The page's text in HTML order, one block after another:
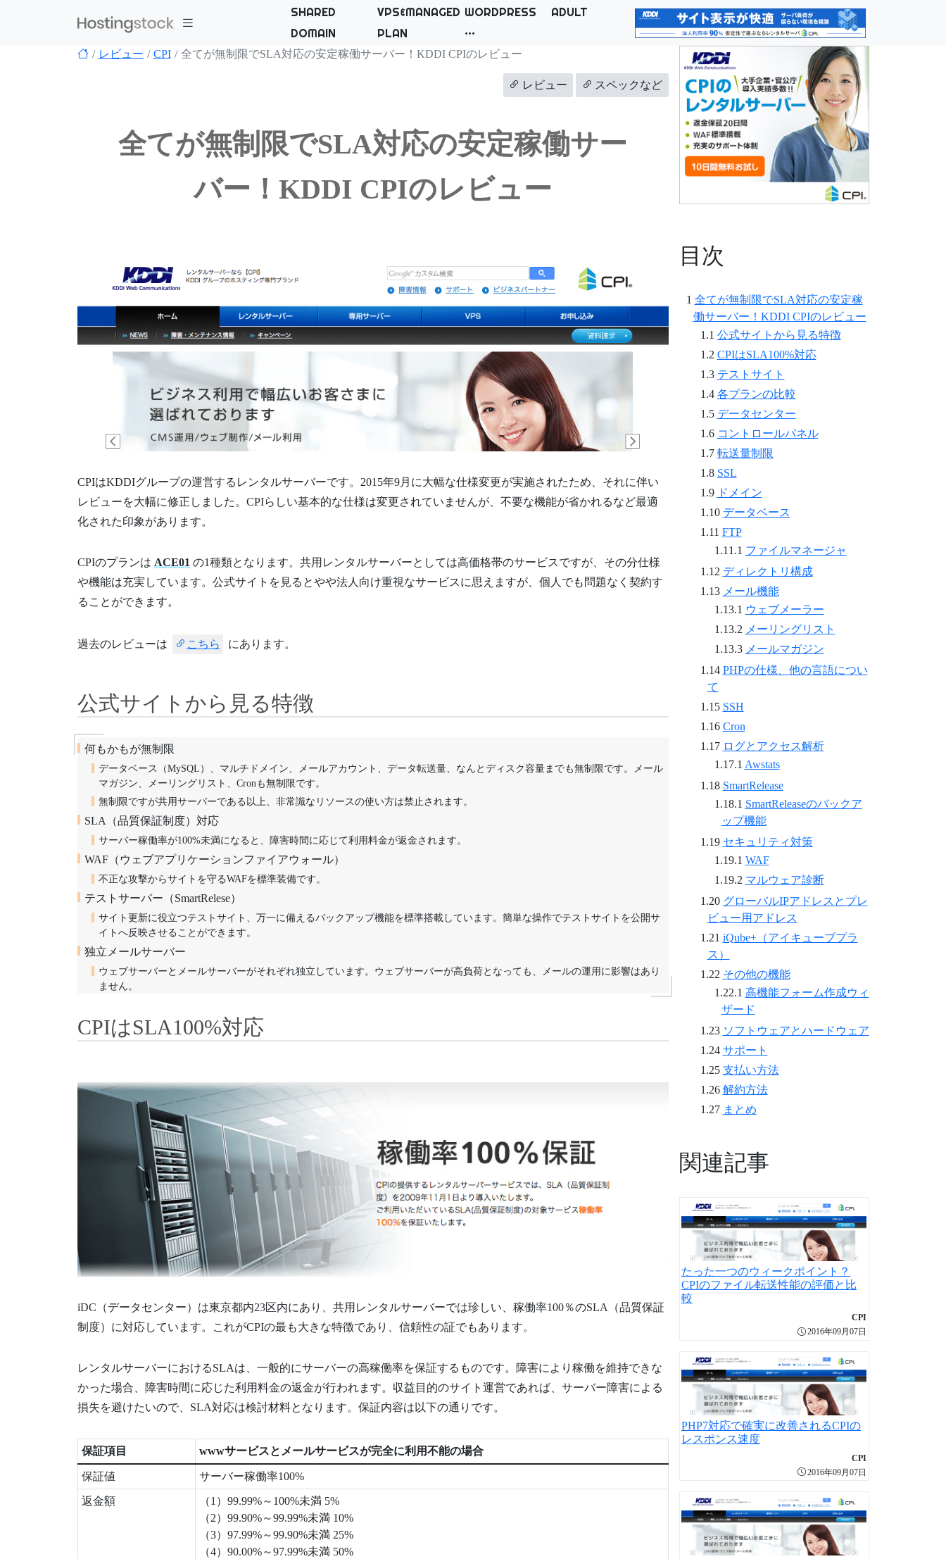
SHARED VPS&MANAGED WORDPRESS
ADULT
DOMAIN
PLAN
レビュー CPI 全てが無制限でSLA対応の安定稼働サーバー！KDDI CPIのレビュー
レビュー スペックなど
全てが無制限でSLA対応の安定稼働サー
バー！KDDI CPIのレビュー
CPIはKDDIグループの運営するレンタルサーバーです。2015年9月に大幅な仕様変更が実施されたため、それに伴い
レビューを大幅に修正しました。CPIらしい基本的な仕様は変更されていませんが、不要な機能が省かれるなど最適
化された印象があります。
CPIのプランは ACE01 の1種類となります。共用レンタルサーバーとしては高価格帯のサービスですが、その分仕様
や機能は充実しています。公式サイトを見るとやや法人向け重視なサービスに思えますが、個人でも問題なく契約す
ることができます。
過去のレビューは こちら にあります。
公式サイトから見る特徴
何もかもが無制限
データベース（MySQL）、マルチドメイン、メールアカウント、データ転送量、なんとディスク容量までも無制限です。メール
マガジン、メーリングリスト、Cronも無制限です。
無制限ですが共用サーバーである以上、非常識なリソースの使い方は禁止されます。
SLA（品質保証制度）対応
サーバー稼働率が100%未満になると、障害時間に応じて利用料金が返金されます。
WAF（ウェブアプリケーションファイアウォール）
不正な攻撃からサイトを守るWAFを標準装備です。
テストサーバー（SmartRelese）
サイト更新に役立つテストサイト、万一に備えるバックアップ機能を標準搭載しています。簡単な操作でテストサイトを公開サ
イトへ反映させることができます。
独立メールサーバー
ウェブサーバーとメールサーバーがそれぞれ独立しています。ウェブサーバーが高負荷となっても、メールの運用に影響はあり
ません。
CPIはSLA100%対応
iDC（データセンター）は東京都内23区内にあり、共用レンタルサーバーでは珍しい、稼働率100％のSLA（品質保証
制度）に対応しています。これがCPIの最も大きな特徴であり、信頼性の証でもあります。
レンタルサーバーにおけるSLAは、一般的にサーバーの高稼働率を保証するものです。障害により稼働を維持できな
かった場合、障害時間に応じた利用料金の返金が行われます。収益目的のサイト運営であれば、サーバー障害による
損失を避けたいので、SLA対応は検討材料となります。保証内容は以下の通りです。
保証項目 wwwサービスとメールサービスが完全に利用不能の場合
保証値 サーバー稼働率100%
返金額
（1）99.99%～100%未満 5%
（2）99.90%～99.99%未満 10%
（3）97.99%～99.90%未満 25%
（4）90.00%～97.99%未満 50%
目次
全てが無制限でSLA対応の安定稼
働サーバー！KDDI CPIのレビュー
公式サイトから見る特徴
CPIはSLA100%対応
テストサイト
各プランの比較
データセンター
コントロールパネル
転送量制限
SSL
ドメイン
データベース
FTP
ファイルマネージャ
ディレクトリ構成
メール機能
ウェブメーラー
メーリングリスト
メールマガジン
PHPの仕様、他の言語につい
て
SSH
Cron
ログとアクセス解析
Awstats
SmartRelease
SmartReleaseのバックア
ップ機能
セキュリティ対策
WAF
マルウェア診断
グローバルIPアドレスとプレ
ビュー用アドレス
iQube+（アイキューブプラ
ス）
その他の機能
高機能フォーム作成ウィ
ザード
ソフトウェアとハードウェア
サポート
支払い方法
解約方法
まとめ
関連記事
たった一つのウィークポイント？
CPIのファイル転送性能の評価と比
較
CPI
2016年09月07日
PHP7対応で確実に改善されるCPIの
レスポンス速度
CPI
2016年09月07日